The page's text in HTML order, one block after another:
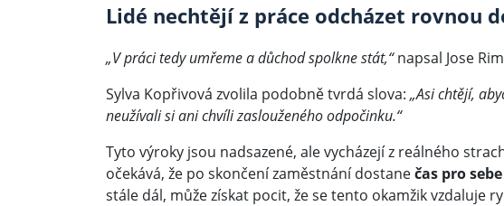
Lidé nechtějí z práce odcházet rovnou
„V práci tedy umřeme a důchod spolkne stát,“napsal Jose
Sylva Kopřivová zvolila podobně tvrdá slova: „Asi chtějí,
neužívali si ani chvíli zaslouženého odpočinku.“
Tyto výroky jsou nadsazené, ale vycházejí z reálného
očekává, že po skončení zaměstnání dostanečas pro
stále dál, může získat pocit, že se tento okamžik vzdaluje